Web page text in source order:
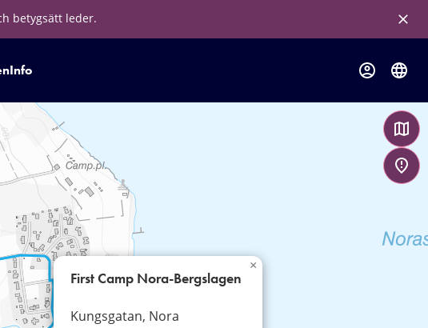
betygsätt leder.
Info
First Camp Nora-Bergslagen
Kungsgatan, Nora
×